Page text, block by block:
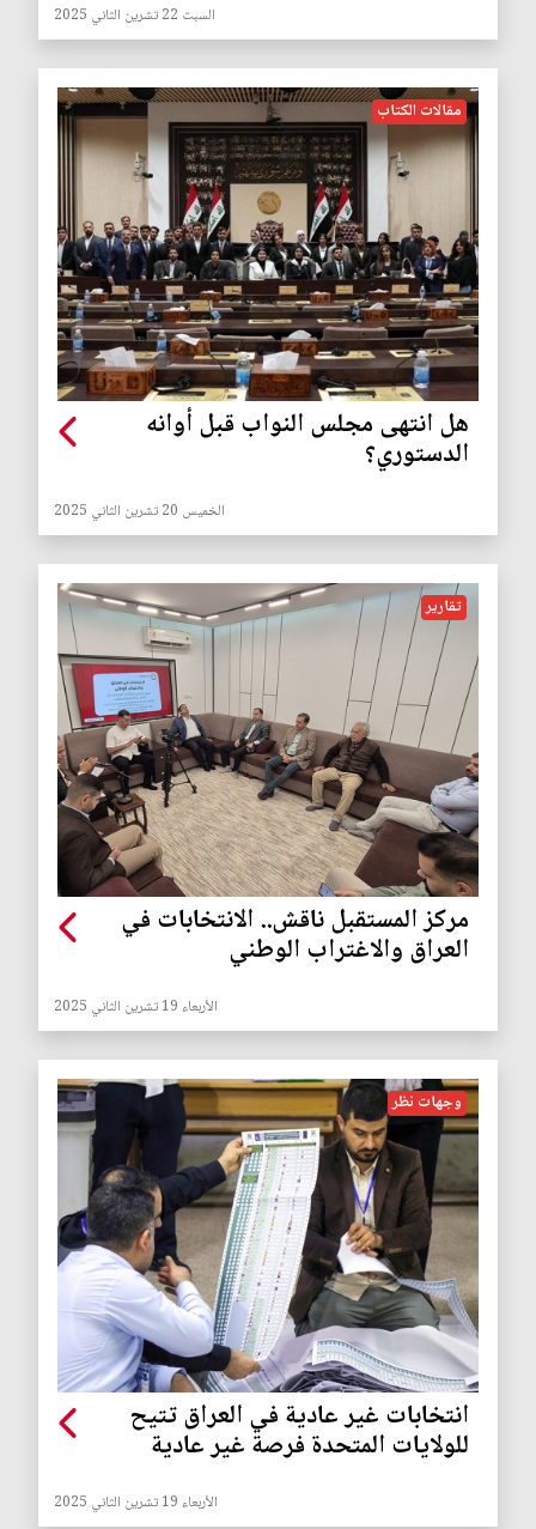
السبت 22 تشرين الثاني 2025
مقالات الكتاب
هل انتهى مجلس النواب قبل أوانه
الدستوري؟
الخميس 20 تشرين الثاني 2025
تقارير
مركز المستقبل ناقش.. الانتخابات في
العراق والاغتراب الوطني
الأربعاء 19 تشرين الثاني 2025
وجهات نظر
انتخابات غير عادية في العراق تتيح
للولايات المتحدة فرصة غير عادية
الأربعاء 19 تشرين الثاني 2025